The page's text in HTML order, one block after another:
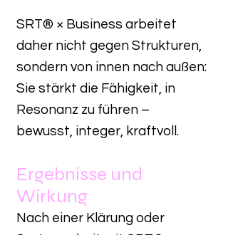
SRT® × Business arbeitet
daher nicht gegen Strukturen,
sondern von innen nach außen:
Sie stärkt die Fähigkeit, in
Resonanz zu führen –
bewusst, integer, kraftvoll.
Ergebnisse und
Wirkung
Nach einer Klärung oder